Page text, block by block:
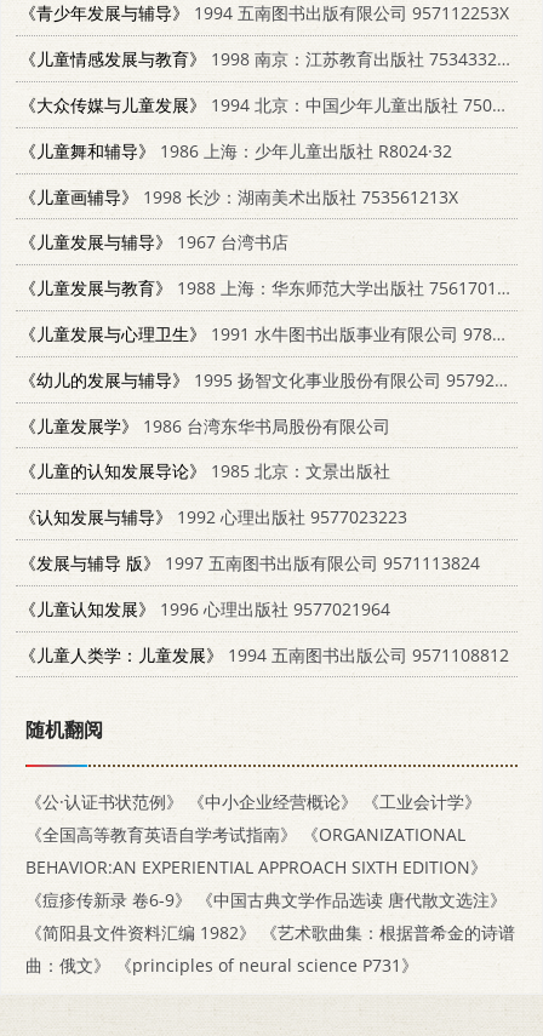
《青少年发展与辅导》
1994 五南图书出版有限公司 957112253X
《儿童情感发展与教育》
1998 南京：江苏教育出版社 753433201X
《大众传媒与儿童发展》
1994 北京：中国少年儿童出版社 7500722834
《儿童舞和辅导》
1986 上海：少年儿童出版社 R8024·32
《儿童画辅导》
1998 长沙：湖南美术出版社 753561213X
《儿童发展与辅导》
1967 台湾书店
《儿童发展与教育》
1988 上海：华东师范大学出版社 7561701098
《儿童发展与心理卫生》
1991 水牛图书出版事业有限公司 9789575991203
《幼儿的发展与辅导》
1995 扬智文化事业股份有限公司 9579272174
《儿童发展学》
1986 台湾东华书局股份有限公司
《儿童的认知发展导论》
1985 北京：文景出版社
《认知发展与辅导》
1992 心理出版社 9577023223
《发展与辅导 版》
1997 五南图书出版有限公司 9571113824
《儿童认知发展》
1996 心理出版社 9577021964
《儿童人类学：儿童发展》
1994 五南图书出版公司 9571108812
随机翻阅
《公·认证书状范例》 《中小企业经营概论》
《工业会计学》
《全国高等教育英语自学考试指南》
《ORGANIZATIONAL
BEHAVIOR:AN EXPERIENTIAL APPROACH SIXTH EDITION》
《痘疹传新录 卷6-9》
《中国古典文学作品选读 唐代散文选注》
《简阳县文件资料汇编 1982》
《艺术歌曲集：根据普希金的诗谱
曲：俄文》
《principles of neural science P731》